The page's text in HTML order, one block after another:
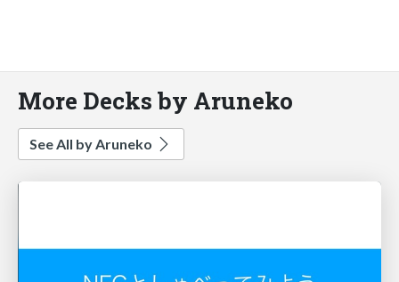
More Decks by Aruneko
See All by Aruneko